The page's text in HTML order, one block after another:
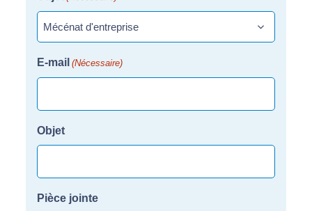
E-mail (Nécessaire)
Objet
Pièce jointe